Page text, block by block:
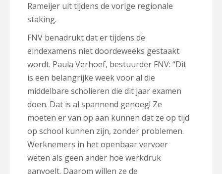
Rameijer uit tijdens de vorige regionale
staking.
FNV benadrukt dat er tijdens de
eindexamens niet doordeweeks gestaakt
wordt. Paula Verhoef, bestuurder FNV: “Dit
is een belangrijke week voor al die
middelbare scholieren die dit jaar examen
doen. Dat is al spannend genoeg! Ze
moeten er van op aan kunnen dat ze op tijd
op school kunnen zijn, zonder problemen.
Werknemers in het openbaar vervoer
weten als geen ander hoe werkdruk
aanvoelt. Daarom willen ze de